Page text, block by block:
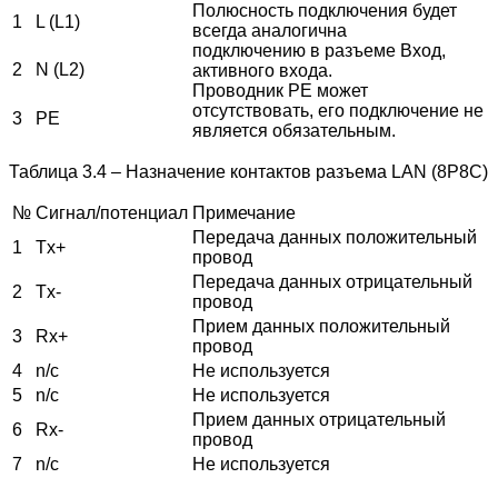
1
L (L1)
Полюсность подключения будет
всегда аналогична
подключению в разъеме Вход,
активного входа.
Проводник PE может
отсутствовать, его подключение не
является обязательным.
2 N (L2)
3 PE
Таблица 3.4 – Назначение контактов разъема LAN (8P8C)
№ Сигнал/потенциал Примечание
1
Tx+
Передача данных положительный
провод
2
Tx-
Передача данных отрицательный
провод
3
Rx+
Прием данных положительный
провод
4
n/c Не используется
5
n/c Не используется
6
Rx-
Прием данных отрицательный
провод
7
n/c Не используется